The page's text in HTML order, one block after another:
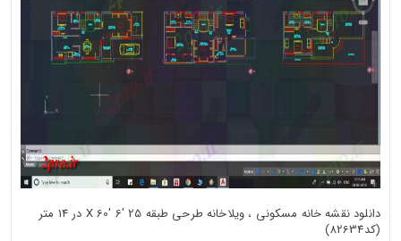
دانلود نقشه خانه مسکونی ، ویلاخانه طرحی طبقه 25 'X 60' 6 در 14 متر
(کد82634)